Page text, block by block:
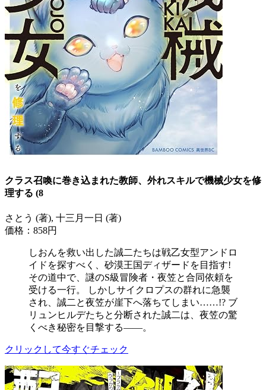
クラス召喚に巻き込まれた教師、外れスキルで機械少女を修
理する (8
さとう (著), 十三月一日 (著)
価格：858円
しおんを救い出した誠二たちは戦乙女型アンドロ
イドを探すべく、砂漠王国ディザードを目指す!
その道中で、謎のS級冒険者・夜笠と合同依頼を
受ける一行。 しかしサイクロプスの群れに急襲
され、誠二と夜笠が崖下へ落ちてしまい……!? ブ
リュンヒルデたちと分断された誠二は、夜笠の驚
くべき秘密を目撃する――。
クリックして今すぐチェック